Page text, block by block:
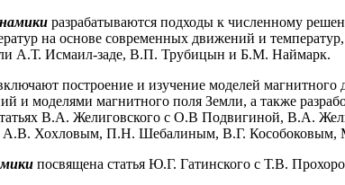
разрабатываются подходы к численному
на основе современных движений и
А.Т. Исмаил-заде, В.П. Трубицын и Б.М. Наймарк.
построение и изучение моделей
и моделями магнитного поля Земли, а также
В.А. Желиговского с О.В Подвигиной, В.А.
А.В. Хохловым, П.Н. Шебалиным, В.Г.
посвящена статья Ю.Г. Гатинского с Т.В.